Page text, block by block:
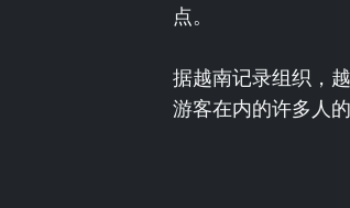
点。
据越南记录组织，
游客在内的许多人